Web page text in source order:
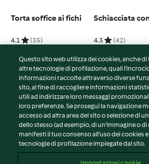
Torta soffice ai fichi
4.1 (35)
Schiacciata
4.3 (42)
© Copyright 2026
Termini del servizio
Informativa sulla privacy
Avvertenze generali
Note legali
Questo sito web utilizza dei cookies, anche di
altre tecnologie di profilazione, quali
informazioni raccolte attraverso diverse
sito, al fine di raccogliere informazioni
utili ad indirizzare loro messaggi
loro preferenze. Se prosegui la navigazione
accesso ad altra area del sito o selezione di
dello stesso (ad esempio, di un'immagine o di
manifesti il tuo consenso all'uso dei cookies
tecnologie di profilazione impiegate dal sito.